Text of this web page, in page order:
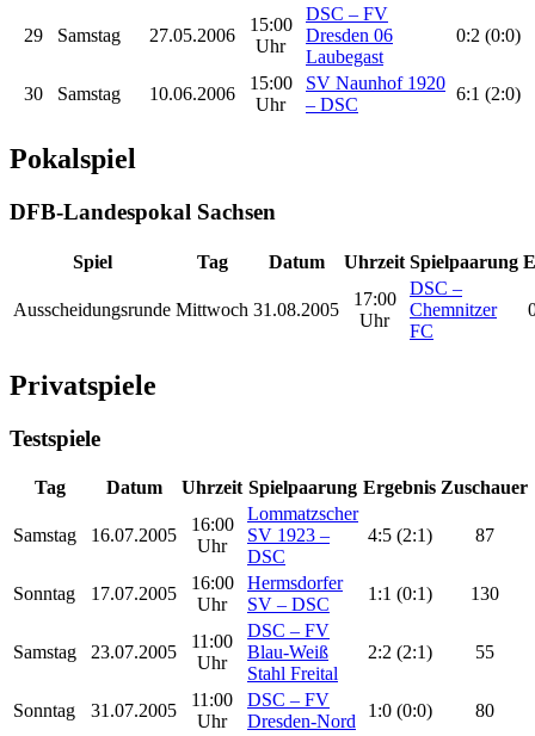
29 Samstag 27.05.2006
15:00
Uhr
DSC – FV
Dresden 06
Laubegast
0:2 (0:0)
30 Samstag 10.06.2006
15:00
Uhr
SV Naunhof 1920
– DSC
6:1 (2:0)
Pokalspiel
DFB-Landespokal Sachsen
Spiel Tag Datum Uhrzeit Spielpaarung
Ausscheidungsrunde Mittwoch 31.08.2005
17:00
Uhr
DSC –
Chemnitzer
FC
Privatspiele
Testspiele
Tag Datum Uhrzeit Spielpaarung Ergebnis Zuschauer
Samstag 16.07.2005
16:00
Uhr
Lommatzscher
SV 1923 –
DSC
4:5 (2:1) 87
Sonntag 17.07.2005
16:00
Uhr
Hermsdorfer
SV – DSC
1:1 (0:1) 130
Samstag 23.07.2005
11:00
Uhr
DSC – FV
Blau-Weiß
Stahl Freital
2:2 (2:1) 55
Sonntag 31.07.2005
11:00
Uhr
DSC – FV
Dresden-Nord
1:0 (0:0) 80